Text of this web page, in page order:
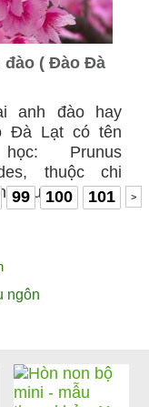
đào ( Đào Đà
anh đào hay
Đà Lạt có tên
Prunus
thuộc chi
(Prunus), ...
99 100 101 >
ngôn